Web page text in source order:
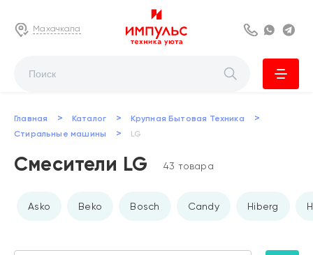
Махачкала 8 800 222 63
Главная > Каталог > Крупная Бытовая Техника >
Стиральные машины > LG
Смесители LG 43 товара
Asko Beko Bosch Candy Hiberg